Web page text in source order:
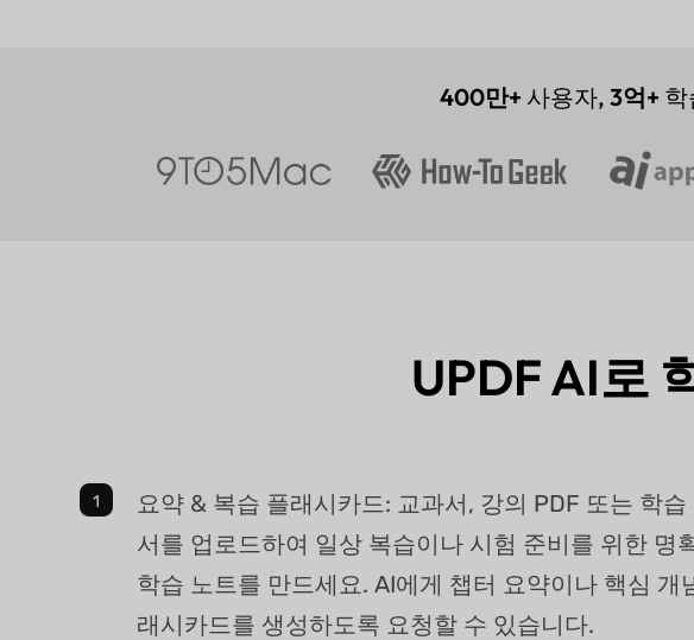
400만+ 사용자, 3억+ 학
UPDF AI로
요약 & 복습 플래시카드: 교과서, 강의 PDF 또는 학습
서를 업로드하여 일상 복습이나 시험 준비를 위한 명
학습 노트를 만드세요. AI에게 챕터 요약이나 핵심 개
래시카드를 생성하도록 요청할 수 있습니다.